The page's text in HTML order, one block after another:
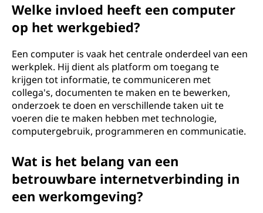
Welke invloed heeft een computer
op het werkgebied?
Een computer is vaak het centrale onderdeel van een
werkplek. Hij dient als platform om toegang te
krijgen tot informatie, te communiceren met
collega's, documenten te maken en te bewerken,
onderzoek te doen en verschillende taken uit te
voeren die te maken hebben met technologie,
computergebruik, programmeren en communicatie.
Wat is het belang van een
betrouwbare internetverbinding in
een werkomgeving?